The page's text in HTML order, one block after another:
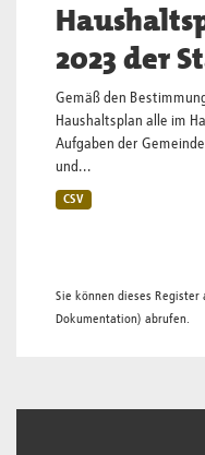
2023 der
Gemäß den
Haushaltsplan alle im
Aufgaben der
und...
CSV
Sie können dieses Register
Dokumentation) abrufen.